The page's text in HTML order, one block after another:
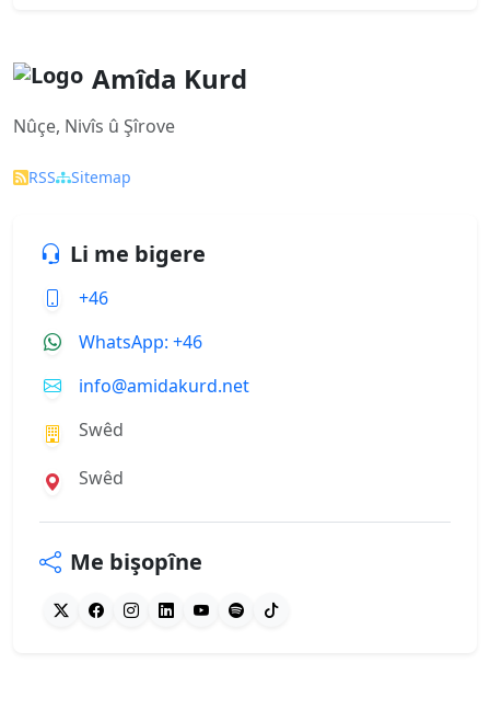
Amîda Kurd
Nûçe, Nivîs û Şîrove
RSS Sitemap
Li me bigere
+46
WhatsApp: +46
info@amidakurd.net
Swêd
Swêd
Me bişopîne